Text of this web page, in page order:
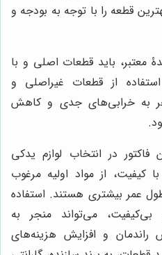
قطعه را با توجه به بودجه و
معتبر، باید قطعات اصلی و با
از قطعات غیراصلی و
به خرابی‌های جدی و کاهش
در انتخاب لوازم یدکی
از مواد اولیه مرغوب
عمر بیشتری هستند. استفاده
می‌تواند منجر به
و افزایش هزینه‌های